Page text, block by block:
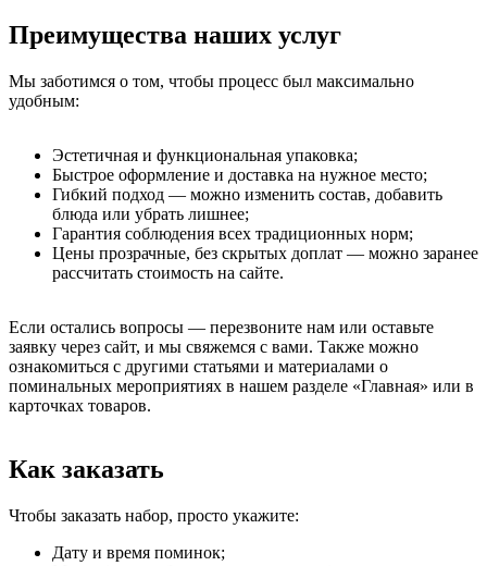
Преимущества наших услуг
Мы заботимся о том, чтобы процесс был максимально
удобным:
Эстетичная и функциональная упаковка;
Быстрое оформление и доставка на нужное место;
Гибкий подход — можно изменить состав, добавить
блюда или убрать лишнее;
Гарантия соблюдения всех традиционных норм;
Цены прозрачные, без скрытых доплат — можно заранее
рассчитать стоимость на сайте.
Если остались вопросы — перезвоните нам или оставьте
заявку через сайт, и мы свяжемся с вами. Также можно
ознакомиться с другими статьями и материалами о
поминальных мероприятиях в нашем разделе «Главная» или в
карточках товаров.
Как заказать
Чтобы заказать набор, просто укажите:
Дату и время поминок;